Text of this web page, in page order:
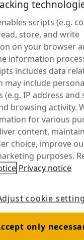
soient conservés
de vue. Bien que cette
sécurité, elle est
elle risque de nuire aux
l'expérience du client.
d'un défi qui ne doit
Sur InVue, nous
dans le monde entier
la sécurité et
et
dans une situation
vols à l'étalage et de la
détail nécessite des
la mise sous clé des
scripts (e.g.
store, and write
on your browser
information
includes data
may include
(e.g. IP address and
browsing activity.
for various
content,
choice, improve
purposes.
Privacy notice
cookie
only